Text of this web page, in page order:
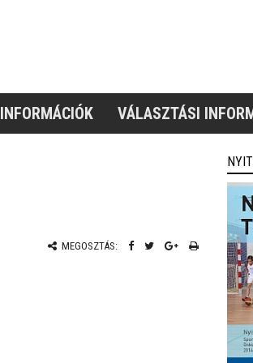
INFORMÁCIÓK VÁLASZTÁSI
MEGOSZTÁS: